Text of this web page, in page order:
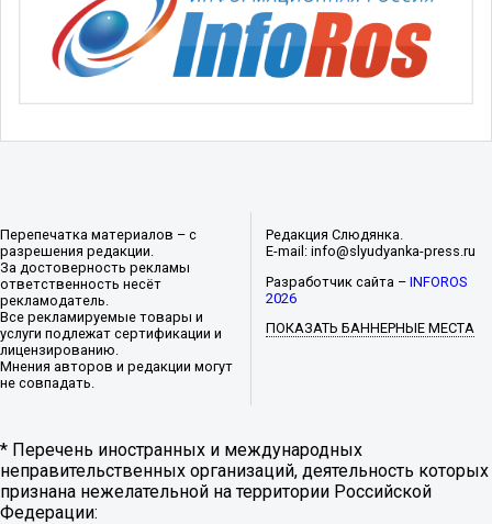
Перепечатка материалов – с
разрешения редакции.
За достоверность рекламы
ответственность несёт
рекламодатель.
Все рекламируемые товары и
услуги подлежат сертификации и
лицензированию.
Мнения авторов и редакции могут
не совпадать.
Редакция Слюдянка.
E-mail: info@slyudyanka-press.ru
Разработчик сайта –INFOROS
2026
ПОКАЗАТЬ БАННЕРНЫЕ МЕСТА
* Перечень иностранных и международных
неправительственных организаций, деятельность которых
признана нежелательной на территории Российской
Федерации: